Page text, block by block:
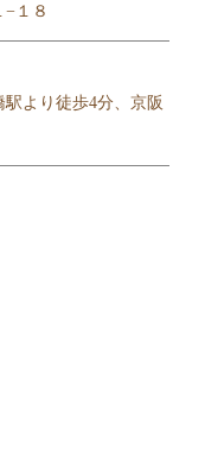
１８
より徒歩4分、京阪